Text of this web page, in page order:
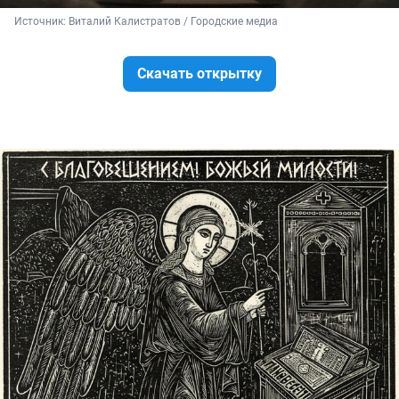
Источник: Виталий Калистратов / Городские медиа
Скачать открытку